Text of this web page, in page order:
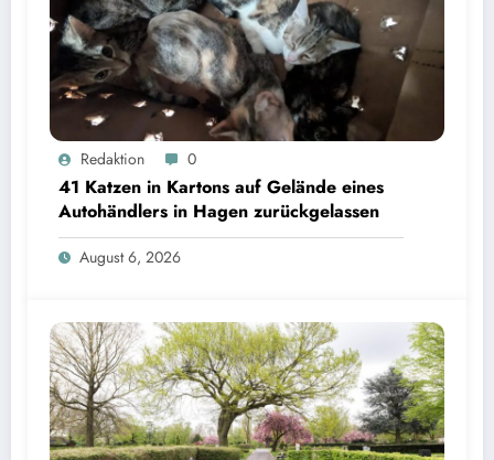
Redaktion 0
41 Katzen in Kartons auf Gelände eines
Autohändlers in Hagen zurückgelassen
August 6, 2026